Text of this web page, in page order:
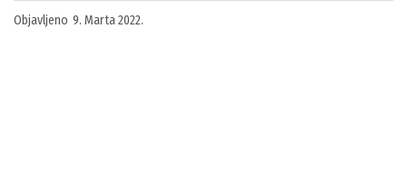
Objavljeno 9. Marta 2022.